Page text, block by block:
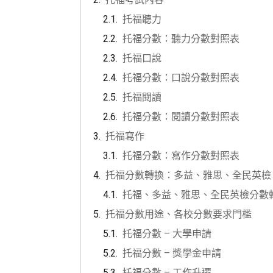
托福聽力
托福分數：聽力分數對照表
托福口說
托福分數：口說分數對照表
托福閱讀
托福分數：閱讀分數對照表
托福寫作
托福分數：寫作分數對照表
托福分數轉換：多益、雅思、全民英檢
托福、多益、雅思、全民英檢分數
托福分數用途、各校分數要求門檻
托福分數 – 大學申請
托福分數 – 獎學金申請